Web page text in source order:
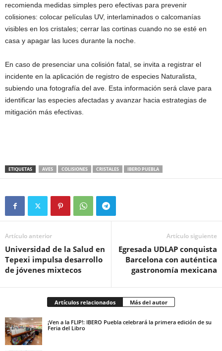
recomienda medidas simples pero efectivas para prevenir
colisiones: colocar películas UV, interlaminados o calcomanías
visibles en los cristales; cerrar las cortinas cuando no se esté en
casa y apagar las luces durante la noche.
En caso de presenciar una colisión fatal, se invita a registrar el
incidente en la aplicación de registro de especies Naturalista,
subiendo una fotografía del ave. Esta información será clave para
identificar las especies afectadas y avanzar hacia estrategias de
mitigación más efectivas.
ETIQUETAS AVES COLISIONES CRISTALES IBERO PUEBLA
Artículo anterior
Universidad de la Salud en
Tepexi impulsa desarrollo
de jóvenes mixtecos
Artículo siguiente
Egresada UDLAP conquista
Barcelona con auténtica
gastronomía mexicana
Artículos relacionados Más del autor
¡Ven a la FLIP!: IBERO Puebla celebrará la primera edición de su
Feria del Libro